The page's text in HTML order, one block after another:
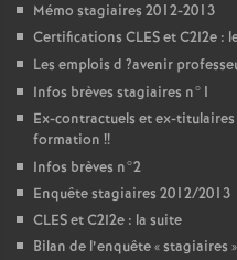
Mémo stagiaires 2012-2013
Certifications CLESet C2I2e :
Les emplois d ?avenir
Infos brèves stagiaires n°1
Ex-contractuels et ex-
formation !!
Infos brèves n°2
Enquête stagiaires 2012/2013
CLESet C2I2e : la suite
Bilan de l’enquête «stagiaires